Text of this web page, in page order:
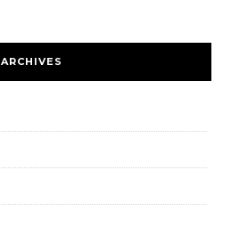
ARCHIVES